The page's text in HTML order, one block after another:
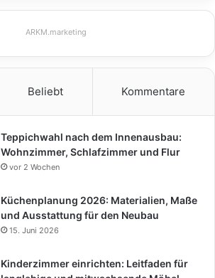
ARKM.marketing
Beliebt Kommentare
Teppichwahl nach dem Innenausbau:
Wohnzimmer, Schlafzimmer und Flur
vor 2 Wochen
Küchenplanung 2026: Materialien, Maße
und Ausstattung für den Neubau
15. Juni 2026
Kinderzimmer einrichten: Leitfaden für